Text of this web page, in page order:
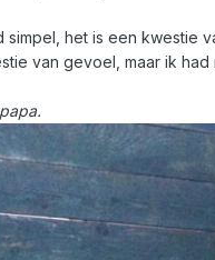
simpel, het is een kwestie
van gevoel, maar ik